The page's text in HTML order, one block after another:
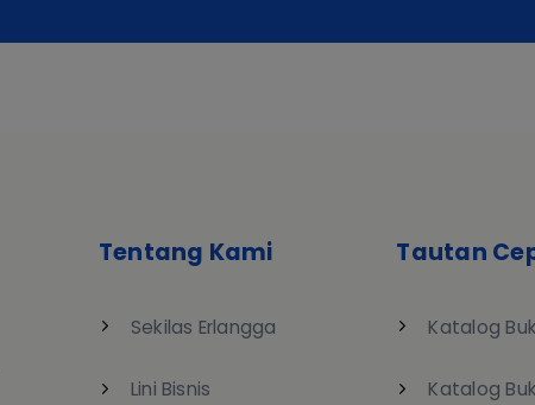
Tentang Kami
Sekilas Erlangga
Lini Bisnis
Tautan
Katalog
Katalog